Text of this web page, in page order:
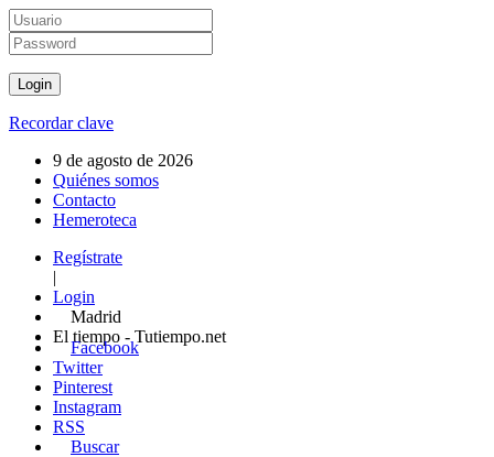
Recordar clave
9 de agosto de 2026
Quiénes somos
Contacto
Hemeroteca
Regístrate
|
Login
Madrid
El tiempo - Tutiempo.net
Facebook
Twitter
Pinterest
Instagram
RSS
Buscar